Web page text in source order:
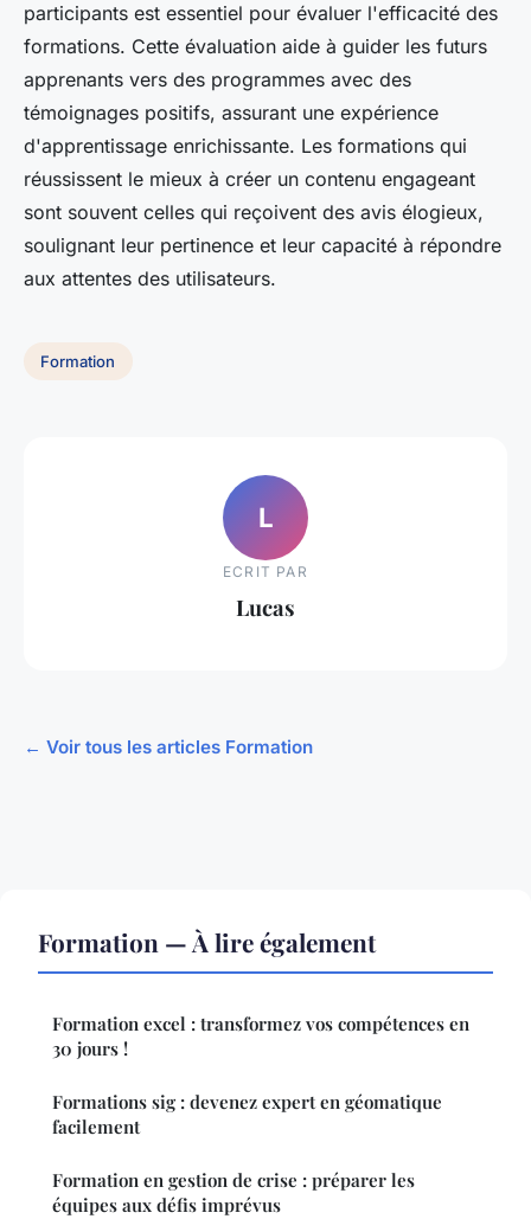
participants est essentiel pour évaluer l'efficacité des
formations. Cette évaluation aide à guider les futurs
apprenants vers des programmes avec des
témoignages positifs, assurant une expérience
d'apprentissage enrichissante. Les formations qui
réussissent le mieux à créer un contenu engageant
sont souvent celles qui reçoivent des avis élogieux,
soulignant leur pertinence et leur capacité à répondre
aux attentes des utilisateurs.
Formation
L
ECRIT PAR
Lucas
← Voir tous les articles Formation
Formation — À lire également
Formation excel : transformez vos compétences en
30 jours !
Formations sig : devenez expert en géomatique
facilement
Formation en gestion de crise : préparer les
équipes aux défis imprévus